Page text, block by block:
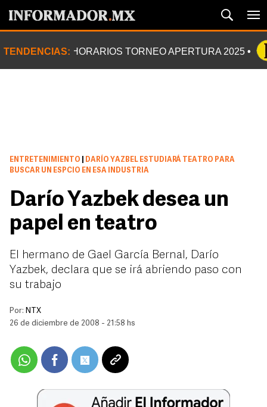
TENDENCIAS: HORARIOS TORNEO APERTURA 2025
ENTRETENIMIENTO
DARÍO YAZBEL ESTUDIARÁ TEATRO PARA
BUSCAR UN ESPCIO EN ESA INDUSTRIA
Darío Yazbek desea un
papel en teatro
El hermano de Gael García Bernal, Darío
Yazbek, declara que se irá abriendo paso con
su trabajo
Por: NTX
26 de diciembre de 2008 - 21:58 hs